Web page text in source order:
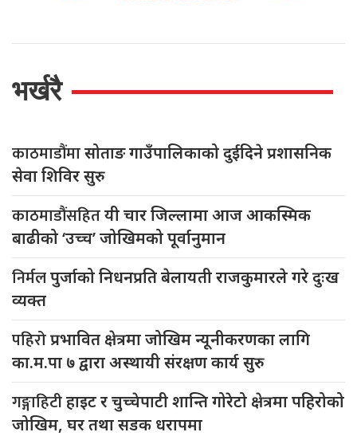
भर्खरै
काठमाडौंमासोताङ गाउँपालिकाको दुईदिने प्रशासनिक
सेवा शिविर सुरु
काठमाडौंसहितयी चार जिल्लामा आज आकस्मिक
बाढीको ‘उच्च’ जोखिमको पूर्वानुमान
निर्मलपुर्जाको निधनप्रति बेलायती राजकुमारले गरे दुःख
व्यक्त
पहिरोप्रभावित क्षेत्रमा जोखिम न्यूनीकरणका लागि
का.म.पा ७ द्वारा अस्थायी संरक्षण कार्य सुरु
गङ्गाहिटीहाइट र चुच्चेपाटी शान्ति गोरेटो क्षेत्रमा पहिरोको
जोखिम, घर तथा सडक धरापमा